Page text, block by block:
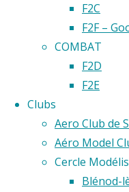
F2C
F2F –
COMBAT
F2D
F2E
Clubs
Aero Club de
Aéro Model
Cercle
Blénod-